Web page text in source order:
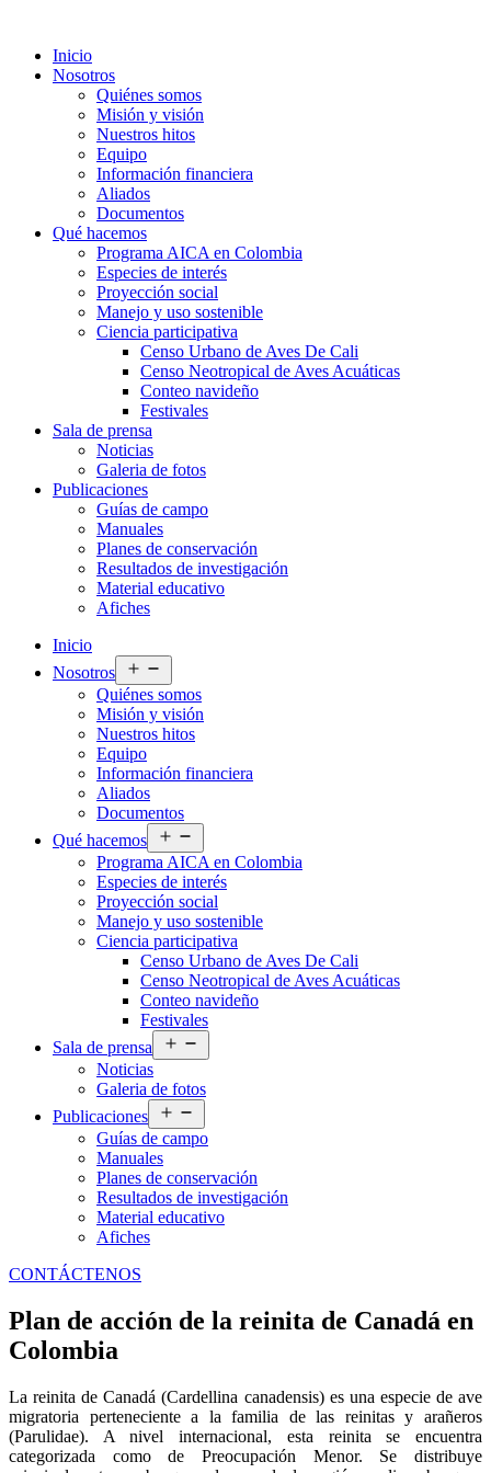
Inicio
Nosotros
Quiénes somos
Misión y visión
Nuestros hitos
Equipo
Información financiera
Aliados
Documentos
Qué hacemos
Programa AICA en Colombia
Especies de interés
Proyección social
Manejo y uso sostenible
Ciencia participativa
Censo Urbano de Aves De Cali
Censo Neotropical de Aves Acuáticas
Conteo navideño
Festivales
Sala de prensa
Noticias
Galeria de fotos
Publicaciones
Guías de campo
Manuales
Planes de conservación
Resultados de investigación
Material educativo
Afiches
Inicio
Nosotros
el
menú
Quiénes somos
Misión y visión
Nuestros hitos
Equipo
Información financiera
Aliados
Documentos
Qué hacemos
el
menú
Programa AICA en Colombia
Especies de interés
Proyección social
Manejo y uso sostenible
Ciencia participativa
Censo Urbano de Aves De Cali
Censo Neotropical de Aves Acuáticas
Conteo navideño
Festivales
Sala de prensa
el
Noticias
Galeria de fotos
Publicaciones
el
menú
Guías de campo
Manuales
Planes de conservación
Resultados de investigación
Material educativo
Afiches
CONTÁCTENOS
Plan de acción de la reinita de Canadá en
Colombia
La reinita de Canadá (Cardellina canadensis) es una especie de ave
migratoria perteneciente a la familia de las reinitas y arañeros
(Parulidae). A nivel internacional, esta reinita se encuentra
categorizada como de Preocupación Menor. Se distribuye